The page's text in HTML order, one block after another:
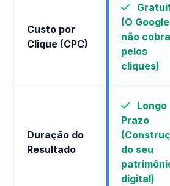
Custo por
Clique (CPC)
(O Google
não cobra
pelos
cliques)
Duração do
Resultado
Longo
Prazo
do seu
digital)